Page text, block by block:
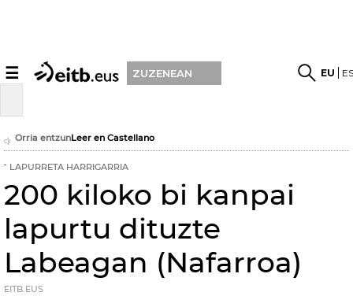
☰ ZUZENEAN EU
Orria entzunLeer en Castellano
LAPURRETA HARRIGARRIA
200 kiloko bi kanpai
lapurtu dituzte
Labeagan (Nafarroa)
EITB.EUS